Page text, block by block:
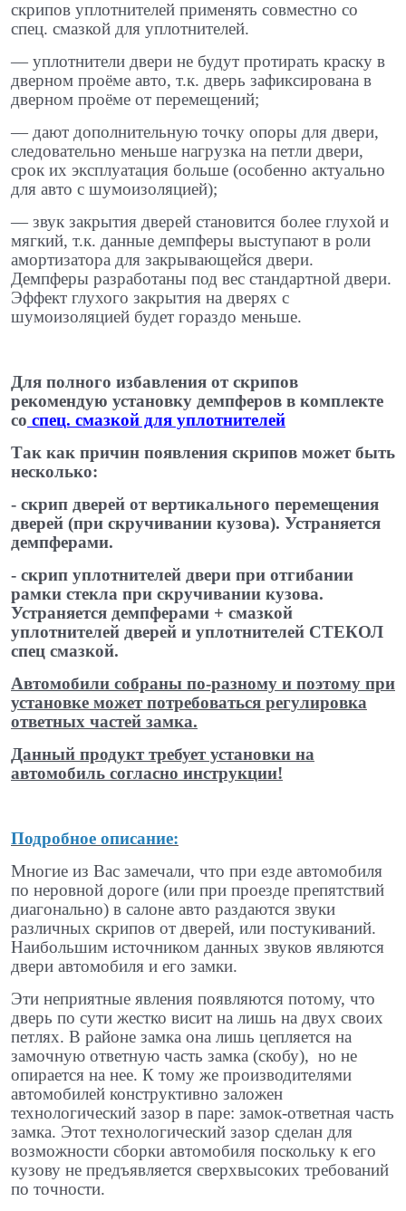
скрипов уплотнителей применять совместно со
спец. смазкой для уплотнителей.
​— уплотнители двери не будут протирать краску в
дверном проёме авто, т.к. дверь зафиксирована в
дверном проёме от перемещений; ​
— дают дополнительную точку опоры для двери,
следовательно меньше нагрузка на петли двери,
срок их эксплуатация больше (особенно актуально
для авто с шумоизоляцией);
​— звук закрытия дверей становится более глухой и
мягкий, т.к. данные демпферы выступают в роли
амортизатора для закрывающейся двери.
Демпферы разработаны под вес стандартной двери.
Эффект глухого закрытия на дверях с
шумоизоляцией будет гораздо меньше.
Для полного избавления от скрипов
рекомендую установку демпферов в комплекте
со спец. смазкой для уплотнителей
Так как причин появления скрипов может быть
несколько:
- скрип дверей от вертикального перемещения
дверей (при скручивании кузова). Устраняется
демпферами.
- скрип уплотнителей двери при отгибании
рамки стекла при скручивании кузова.
Устраняется демпферами + смазкой
уплотнителей дверей и уплотнителей СТЕКОЛ
спец ​смазкой.
Автомобили собраны по-разному и поэтому при
установке может потребоваться регулировка
ответных частей замка.
Данный продукт требует установки на
автомобиль согласно инструкции!
Подробное описание:
Многие из Вас замечали, что при езде автомобиля
по неровной дороге (или при проезде препятствий
диагонально) в салоне авто раздаются звуки
различных скрипов от дверей, или постукиваний.
Наибольшим источником данных звуков являются
двери автомобиля и его замки.
Эти неприятные явления появляются потому, что
дверь по сути жестко висит на лишь на двух своих
петлях. В районе замка она лишь цепляется на
замочную ответную часть замка (скобу), но не
опирается на нее. К тому же производителями
автомобилей конструктивно заложен
технологический зазор в паре: замок-ответная часть
замка. Этот технологический зазор сделан для
возможности сборки автомобиля поскольку к его
кузову не предъявляется сверхвысоких требований
по точности.